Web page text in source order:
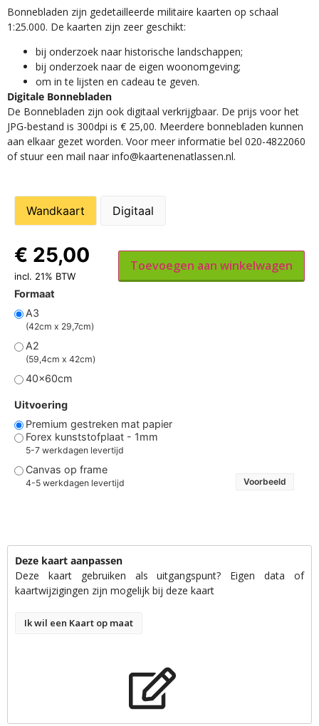
Bonnebladen zijn gedetailleerde militaire kaarten op schaal
1:25.000. De kaarten zijn zeer geschikt:​
​bij onderzoek naar historische landschappen;
bij onderzoek naar de eigen woonomgeving;
om in te lijsten en cadeau te geven.
Digitale Bonnebladen
De Bonnebladen zijn ook digitaal verkrijgbaar. De prijs voor het
JPG-bestand is 300dpi is € 25,00. Meerdere bonnebladen kunnen
aan elkaar gezet worden. Voor meer informatie bel 020-4822060
of stuur een mail naar info@kaartenenatlassen.nl.
Wandkaart Digitaal
Formaat
A3
(42cm x 29,7cm)
A2
(59,4cm x 42cm)
40x60cm
Uitvoering
Premium gestreken mat papier
Forex kunststofplaat - 1mm
5-7 werkdagen levertijd
Canvas op frame
4-5 werkdagen levertijd Voorbeeld
€ 25,00
incl. 21% BTW
Toevoegen aan winkelwagen
Deze kaart aanpassen
Deze kaart gebruiken als uitgangspunt? Eigen data of
kaartwijzigingen zijn mogelijk bij deze kaart
Ik wil een Kaart op maat